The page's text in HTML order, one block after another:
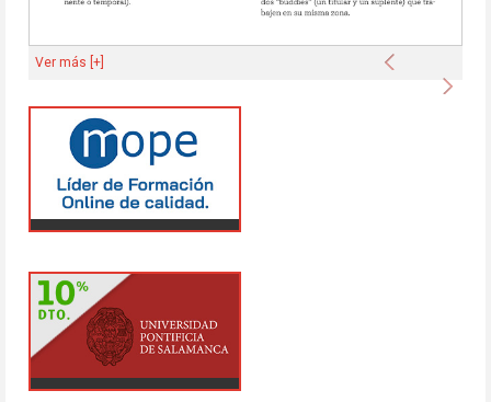
Anterior
Ver más [+]